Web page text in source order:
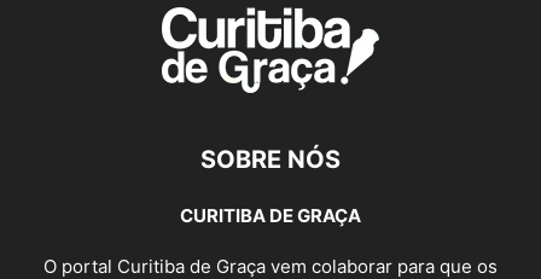
SOBRE NÓS
CURITIBA DE GRAÇA
O portal Curitiba de Graça vem colaborar para que os